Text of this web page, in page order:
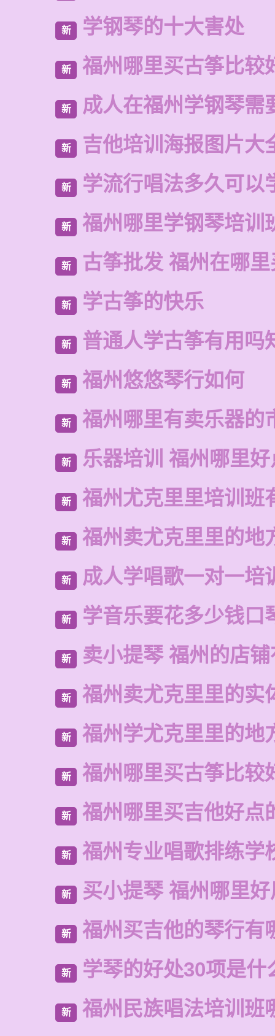
新 学钢琴的十大害处
新 福州哪里买古筝比较
新 成人在福州学钢琴需
新 吉他培训海报图片大
新 学流行唱法多久可以
新 福州哪里学钢琴培训
新 古筝批发 福州在哪
新 学古筝的快乐
新 普通人学古筝有用吗
新 福州悠悠琴行如何
新 福州哪里有卖乐器的
新 乐器培训 福州哪里
新 福州尤克里里培训班
新 福州卖尤克里里的地
新 成人学唱歌一对一培
新 学音乐要花多少钱口
新 卖小提琴 福州的店
新 福州卖尤克里里的实
新 福州学尤克里里的地
新 福州哪里买古筝比较
新 福州哪里买吉他好点
新 福州专业唱歌排练学
新 买小提琴 福州哪里好
新 福州买吉他的琴行有
新 学琴的好处30项是什
新 福州民族唱法培训班